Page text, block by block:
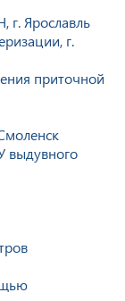
г. Ярославль
г.
приточной
выдувного